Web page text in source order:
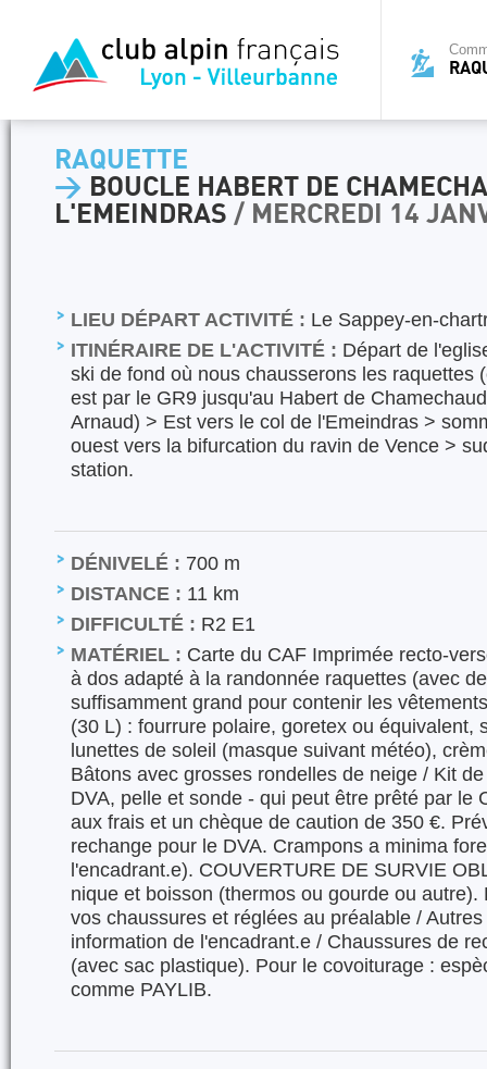
RAQUETTE
> BOUCLE HABERT DE
L'EMEINDRAS / MERCREDI 14
LIEU DÉPART ACTIVITÉ : Le Sappey-en-
ITINÉRAIRE DE L'ACTIVITÉ : Départ de
ski de fond où nous chausserons les raquettes
est par le GR9 jusqu'au Habert de
Arnaud) > Est vers le col de l'Emeindras >
ouest vers la bifurcation du ravin de Vence >
station.
DÉNIVELÉ : 700 m
DISTANCE : 11 km
DIFFICULTÉ : R2 E1
MATÉRIEL : Carte du CAF Imprimée recto-
à dos adapté à la randonnée raquettes (avec
suffisamment grand pour contenir les
(30 L) : fourrure polaire, goretex ou équivalent,
lunettes de soleil (masque suivant météo),
Bâtons avec grosses rondelles de neige / Kit
DVA, pelle et sonde - qui peut être prêté par le
aux frais et un chèque de caution de 350 €.
rechange pour le DVA. Crampons a minima
l'encadrant.e). COUVERTURE DE SURVIE
nique et boisson (thermos ou gourde ou
vos chaussures et réglées au préalable /
information de l'encadrant.e / Chaussures de
(avec sac plastique). Pour le covoiturage :
comme PAYLIB.